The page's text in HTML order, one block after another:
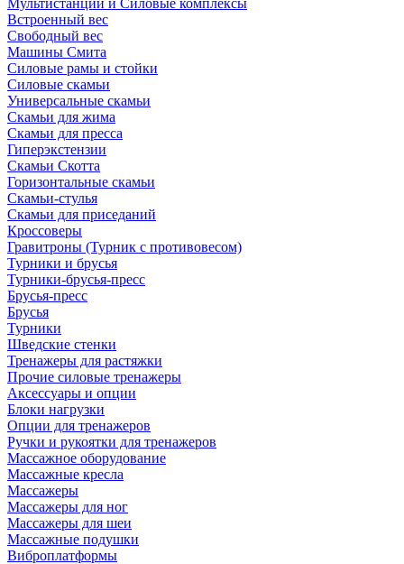
Мультистанции и Силовые комплексы
Встроенный вес
Свободный вес
Машины Смита
Силовые рамы и стойки
Силовые скамьи
Универсальные скамьи
Скамьи для жима
Скамьи для пресса
Гиперэкстензии
Скамьи Скотта
Горизонтальные скамьи
Скамьи-стулья
Скамьи для приседаний
Кроссоверы
Гравитроны (Турник с противовесом)
Турники и брусья
Турники-брусья-пресс
Брусья-пресс
Брусья
Турники
Шведские стенки
Тренажеры для растяжки
Прочие силовые тренажеры
Аксессуары и опции
Блоки нагрузки
Опции для тренажеров
Ручки и рукоятки для тренажеров
Массажное оборудование
Массажные кресла
Массажеры
Массажеры для ног
Массажеры для шеи
Массажные подушки
Виброплатформы